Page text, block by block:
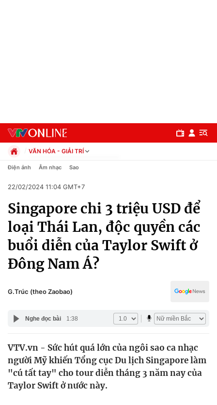
Chuyên mục
Chính trị
Xã hội
Tin tức
Thế giới đó đây
Câu chuyện quốc tế
Kinh tế
Tài chính
Dữ liệu và đời sống
VĂN HÓA - GIẢI TRÍ
Chính trị
Pháp luật
Kinh tế
Thể thao
Truyền hình
Văn hóa - Giải trí
Đời sống
Giáo dục
Điện ảnh Âm nhạc Sao
22/02/2024 11:04 GMT+7
Singapore chi 3 triệu USD để
loại Thái Lan, độc quyền các
buổi diễn của Taylor Swift ở
Đông Nam Á?
G.Trúc (theo Zaobao)
Nghe đọc bài 1:38
VTV.vn - Sức hút quá lớn của ngôi sao ca nhạc
người Mỹ khiến Tổng cục Du lịch Singapore làm
"cú tất tay" cho tour diễn tháng 3 năm nay của
Taylor Swift ở nước này.